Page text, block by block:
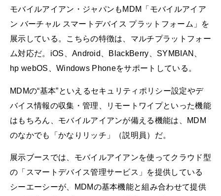
モバイルアイアン・ジャパンもMDM「モバイルアイア
ン バーチャル スマートデバイス プラットフォーム」を
展示している。こちらの特徴は、マルチプラットフォー
ム対応だ。iOS、Android、BlackBerry、SYMBIAN、
hp webOS、Windows Phoneをサポートしている。
MDMの“基本”といえるセキュリティポリシー設定やデ
バイス情報の収集・管理、リモートワイプといった機能
はもちろん、モバイルアイアンが備える機能は、MDM
のなかでも「かなりリッチ」（説明員）だ。
展示ブースでは、モバイルアイアンを使ってクラウド型
の「スマートデバイス管理サービス」を提供している
シーエーシーが、MDMの基本機能と組み合わせて提供